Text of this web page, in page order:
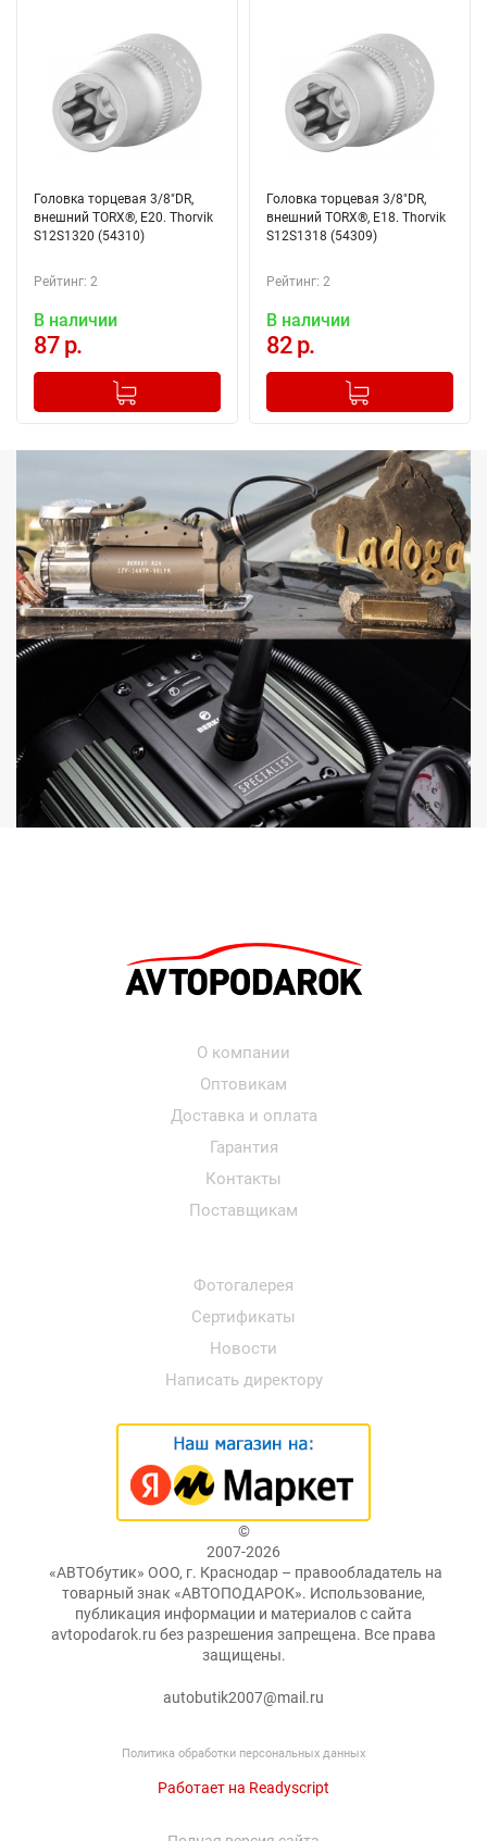
Головка торцевая 3/8"DR,
внешний TORX®, Е20. Thorvik
S12S1320 (54310)
Рейтинг: 2
В наличии
87 р.
+
Добавлено в корзину
Головка торцевая 3/8"DR,
внешний TORX®, Е18. Thorvik
S12S1318 (54309)
Рейтинг: 2
В наличии
82 р.
+
Добавлено в корзину
О компании
Оптовикам
Доставка и оплата
Гарантия
Контакты
Поставщикам
Фотогалерея
Сертификаты
Новости
Написать директору
©
2007-2026
«АВТОбутик» ООО, г. Краснодар – правообладатель на
товарный знак «АВТОПОДАРОК». Использование,
публикация информации и материалов с сайта
avtopodarok.ru без разрешения запрещена. Все права
защищены.
autobutik2007@mail.ru
Политика обработки персональных данных
Работает на Readyscript